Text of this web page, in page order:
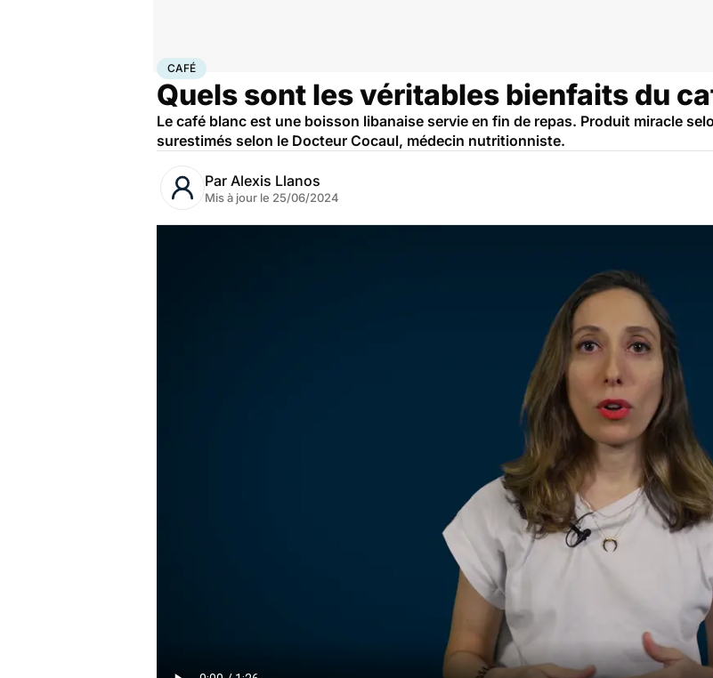
AccueilBien-être
CAFÉ
Quels sont les véritables bienfaits du
Le café blanc est une boisson libanaise servie en fin de repas. Produit miracle
surestimés selon le Docteur Cocaul, médecin nutritionniste.
Par Alexis Llanos
Mis à jour le 25/06/2024